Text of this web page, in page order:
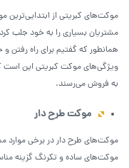
موکت‌های کبریتی از ابتدایی‌ترین
مشتریان بسیاری را به خود جلب
همانطور که گفتیم برای راه رفتن
ویژگی‌های موکت کبریتی این است
به فروش می‌رسند.
موکت طرح دار
موکت‌های طرح دار در برخی موارد
موکت‌های ساده و تکرنگ گزینه